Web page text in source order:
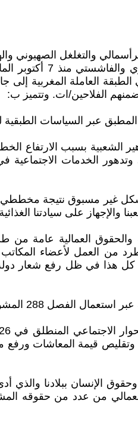
والتغلغل الصهيوني
بينما يواصل
الفلاحين/ات. وتتميز ب:
عبر السياسات الطبقية
الشعبية بسبب الارتفاع
وتدهور الخدمات
غير مسبوق نتيجة
والإجهاز على سيادتنا
والحقوق العمالية عامة
من العمل لأعضاء
هذا في ظل رفع شعار دولة
كمطية لمنع الإضراب واعتقال المضربين.
رفع سن التقاعد إلى 65 سنة
الإنسان ببلادنا والذي
العمالي من عدد من